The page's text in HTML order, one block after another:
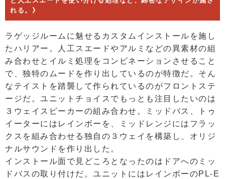
れる。》
ラゲッジルームに魅せるカスタムインストールを施し
たハリアー。人工スエードやアルミなどの異素材の組
み合わせとイルミ処理をコンビネーションさせること
で、独特のムードを作り出しているのが特徴だ。そん
なテイストを踏襲して作られているのがフロントステ
ージだ。ユニットチョイスでもっとも注目したいのは
３ウェイスピーカーの組み合わせ。ミッドバス、トゥ
イーターにはレインボーを、ミッドレンジにはフラッ
クスを組み合わせる独自の３ウェイを構築し、オリジ
ナルサウンドを作り出した。
インストール面で見どころとなったのはドアへのミッ
ドバスの取り付けだ。ユニットにはレインボーのPL-E